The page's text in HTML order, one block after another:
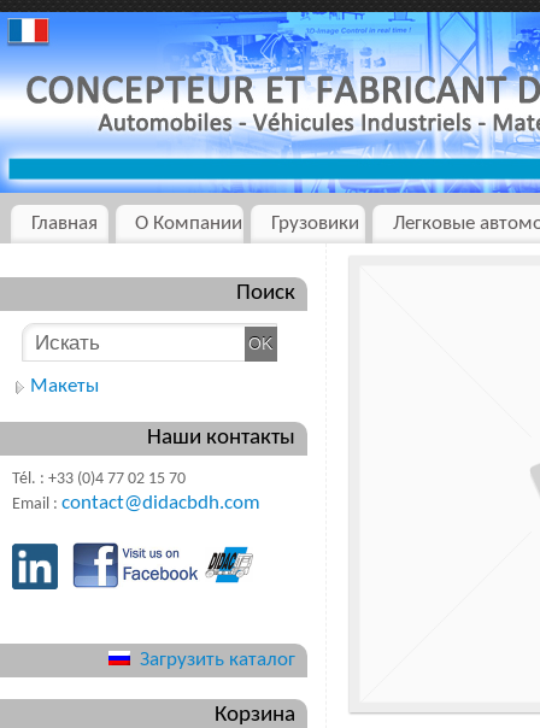
Главная О Компании Грузовики Легковые
Поиск
Макеты
Наши контакты
Tél. : +33 (0)4 77 02 15 70
Email : contact@didacbdh.com
Загрузить каталог
Корзина